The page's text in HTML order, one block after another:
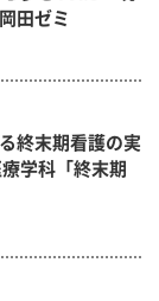
田ゼミ
終末期看護の実
学科「終末期